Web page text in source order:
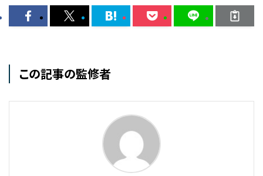
この記事の監修者